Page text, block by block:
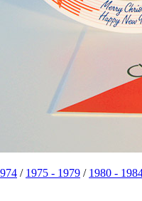
/ 1975 - 1979 / 1980 -